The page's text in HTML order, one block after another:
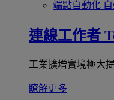
端點自動化
連線工作者
工業擴增實境極大
瞭解更多